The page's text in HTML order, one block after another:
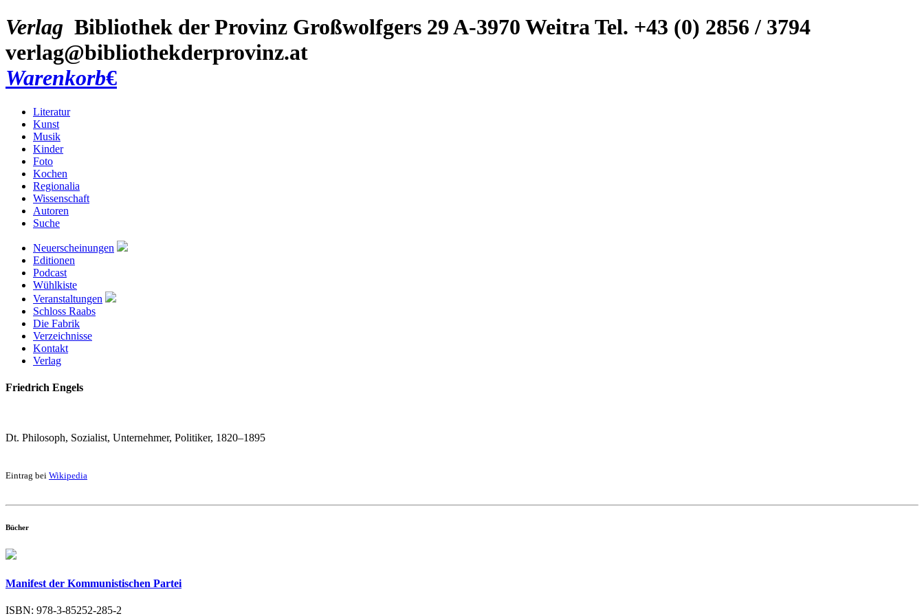
Verlag Bibliothek der Provinz Großwolfgers 29A-3970 WeitraTel. +43 (0) 2856 / 3794
verlag@bibliothekderprovinz.at
Warenkorb€
Literatur
Kunst
Musik
Kinder
Foto
Kochen
Regionalia
Wissenschaft
Autoren
Suche
Neuerscheinungen
Editionen
Podcast
Wühlkiste
Veranstaltungen
Schloss Raabs
Die Fabrik
Verzeichnisse
Kontakt
Verlag
Friedrich Engels
Dt. Philosoph, Sozialist, Unternehmer, Politiker, 1820–1895
Eintrag bei Wikipedia
Bücher
Manifest der Kommunistischen Partei
ISBN: 978-3-85252-285-2